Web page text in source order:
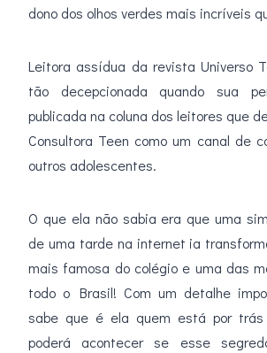
dono dos olhos verdes mais incríveis
Leitora assídua da revista Universo
tão decepcionada quando sua
publicada na coluna dos leitores que
Consultora Teen como um canal de
outros adolescentes.
O que ela não sabia era que uma
de uma tarde na internet ia
mais famosa do colégio e uma das
todo o Brasil! Com um detalhe
sabe que é ela quem está por
poderá acontecer se esse